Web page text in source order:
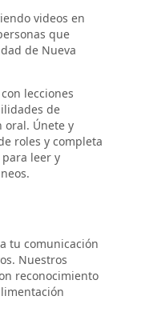
videos en
que
de Nueva
lecciones
de
oral. Únete y
roles y completa
leer y
tu comunicación
Nuestros
reconocimiento